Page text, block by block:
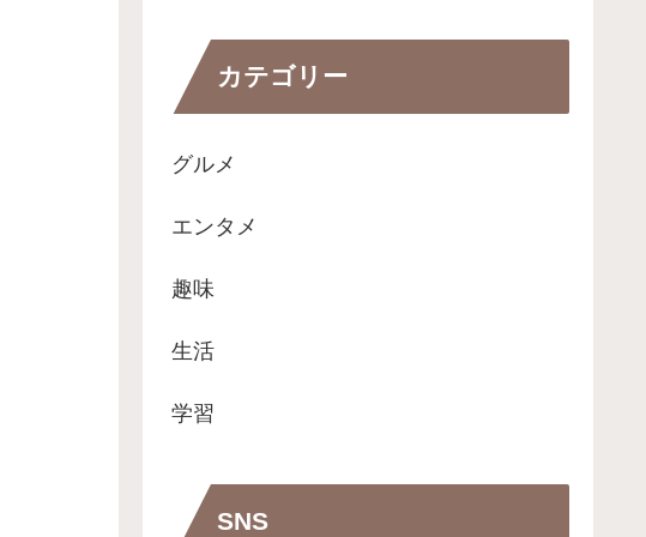
カテゴリー
グルメ
エンタメ
趣味
生活
学習
SNS